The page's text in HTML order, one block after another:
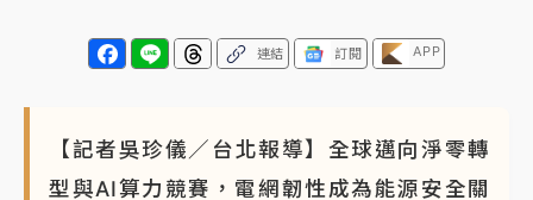
雨熱區曝
連結 訂閱 APP
【記者吳珍儀／台北報導】全球邁向淨零轉
型與AI算力競賽，電網韌性成為能源安全關